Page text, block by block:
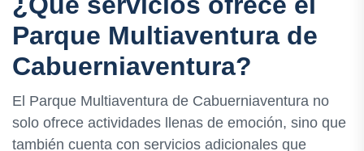
Parque Multiaventura de
Cabuerniaventura?
El Parque Multiaventura de Cabuerniaventura no
solo ofrece actividades llenas de emoción, sino que
también cuenta con servicios adicionales que